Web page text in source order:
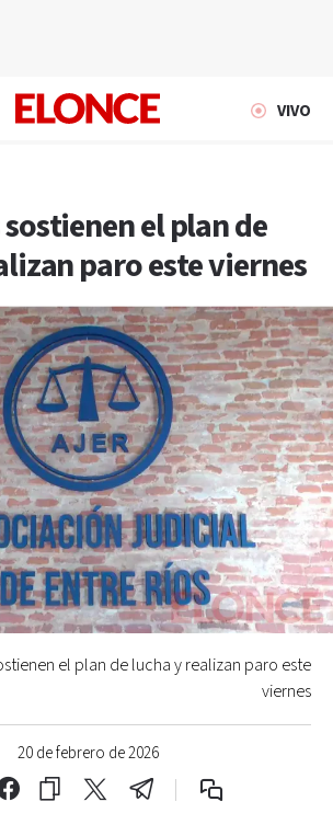
VIVO
el plan de
paro este viernes
20 de febrero de 2026
el plan de lucha y realizan paro este
viernes